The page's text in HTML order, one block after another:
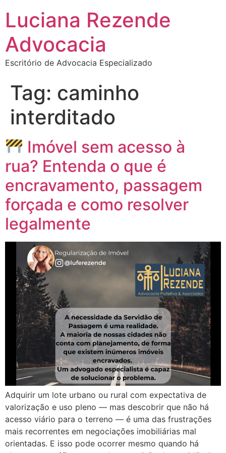
Luciana Rezende
Advocacia
Escritório de Advocacia Especializado
Tag: caminho
interditado
Imóvel sem acesso à
rua? Entenda o que é
encravamento, passagem
forçada e como resolver
legalmente
Adquirir um lote urbano ou rural com expectativa de
valorização e uso pleno — mas descobrir que não há
acesso viário para o terreno — é uma das frustrações
mais recorrentes em negociações imobiliárias mal
orientadas. E isso pode ocorrer mesmo quando há